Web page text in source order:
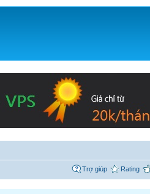
Trợ giúp Rating